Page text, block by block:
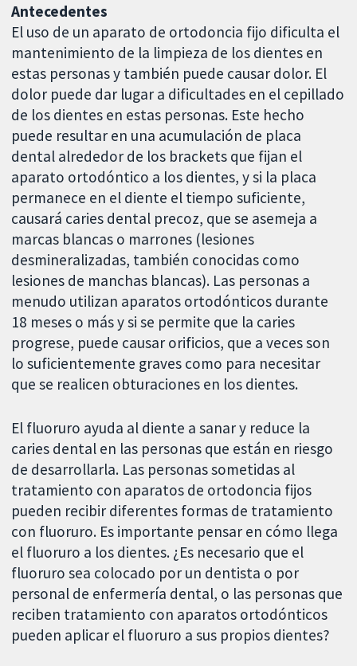
Antecedentes
El uso de un aparato de ortodoncia fijo dificulta el
mantenimiento de la limpieza de los dientes en
estas personas y también puede causar dolor. El
dolor puede dar lugar a dificultades en el cepillado
de los dientes en estas personas. Este hecho
puede resultar en una acumulación de placa
dental alrededor de los brackets que fijan el
aparato ortodóntico a los dientes, y si la placa
permanece en el diente el tiempo suficiente,
causará caries dental precoz, que se asemeja a
marcas blancas o marrones (lesiones
desmineralizadas, también conocidas como
lesiones de manchas blancas). Las personas a
menudo utilizan aparatos ortodónticos durante
18 meses o más y si se permite que la caries
progrese, puede causar orificios, que a veces son
lo suficientemente graves como para necesitar
que se realicen obturaciones en los dientes.
El fluoruro ayuda al diente a sanar y reduce la
caries dental en las personas que están en riesgo
de desarrollarla. Las personas sometidas al
tratamiento con aparatos de ortodoncia fijos
pueden recibir diferentes formas de tratamiento
con fluoruro. Es importante pensar en cómo llega
el fluoruro a los dientes. ¿Es necesario que el
fluoruro sea colocado por un dentista o por
personal de enfermería dental, o las personas que
reciben tratamiento con aparatos ortodónticos
pueden aplicar el fluoruro a sus propios dientes?